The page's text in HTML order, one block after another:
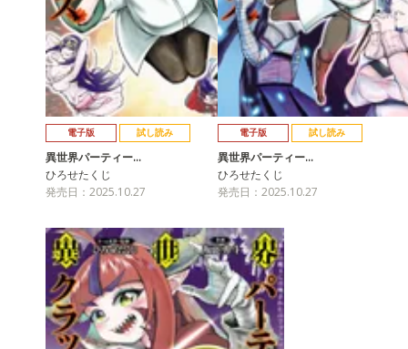
電子版 試し読み
異世界パーティー…
ひろせたくじ
発売日：2025.10.27
電子版 試し読み
異世界パーティー…
ひろせたくじ
発売日：2025.10.27